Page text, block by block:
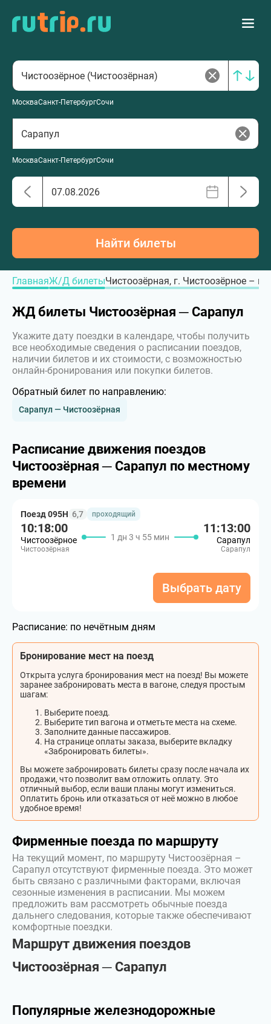
МоскваСанкт-ПетербургСочи
МоскваСанкт-ПетербургСочи
Найти билеты
ГлавнаяЖ/Д билетыЧистоозёрная, г. Чистоозёрное – г.
ЖД билеты Чистоозёрная ─ Сарапул
Укажите дату поездки в календаре, чтобы получить
все необходимые сведения о расписании поездов,
наличии билетов и их стоимости, с возможностью
онлайн-бронирования или покупки билетов.
Обратный билет по направлению:
Сарапул — Чистоозёрная
Расписание движения поездов
Чистоозёрная ─ Сарапул по местному
времени
Поезд 095Н 6,7 проходящий
10:18:00
Чистоозёрное
Чистоозёрная
1 дн 3 ч 55 мин
11:13:00
Сарапул
Сарапул
Выбрать дату
Расписание: по нечётным дням
Бронирование мест на поезд
Открыта услуга бронирования мест на поезд! Вы можете
заранее забронировать места в вагоне, следуя простым
шагам:
Выберите поезд.
Выберите тип вагона и отметьте места на схеме.
Заполните данные пассажиров.
На странице оплаты заказа, выберите вкладку
«Забронировать билеты».
Вы можете забронировать билеты сразу после начала их
продажи, что позволит вам отложить оплату. Это
отличный выбор, если ваши планы могут измениться.
Оплатить бронь или отказаться от неё можно в любое
удобное время!
Фирменные поезда по маршруту
На текущий момент, по маршруту Чистоозёрная –
Сарапул отсутствуют фирменные поезда. Это может
быть связано с различными факторами, включая
сезонные изменения в расписании. Мы можем
предложить вам рассмотреть обычные поезда
дальнего следования, которые также обеспечивают
комфортные поездки.
Маршрут движения поездов
Чистоозёрная ─ Сарапул
Популярные железнодорожные